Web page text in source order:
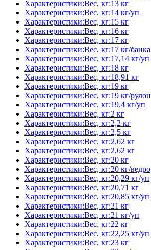
Характеристики:Вес, кг:13 кг
Характеристики:Вес, кг:14 кг/уп
Характеристики:Вес, кг:15 кг
Характеристики:Вес, кг:16 кг
Характеристики:Вес, кг:17 кг
Характеристики:Вес, кг:17 кг/банка
Характеристики:Вес, кг:17,14 кг/уп
Характеристики:Вес, кг:18 кг
Характеристики:Вес, кг:18,91 кг
Характеристики:Вес, кг:19 кг
Характеристики:Вес, кг:19 кг/рулон
Характеристики:Вес, кг:19,4 кг/уп
Характеристики:Вес, кг:2 кг
Характеристики:Вес, кг:2,2 кг
Характеристики:Вес, кг:2,5 кг
Характеристики:Вес, кг:2,62 кг
Характеристики:Вес, кг:2.62 кг
Характеристики:Вес, кг:20 кг
Характеристики:Вес, кг:20 кг/ведро
Характеристики:Вес, кг:20,29 кг/уп
Характеристики:Вес, кг:20,71 кг
Характеристики:Вес, кг:20,85 кг/уп
Характеристики:Вес, кг:21 кг
Характеристики:Вес, кг:21 кг/уп
Характеристики:Вес, кг:22 кг
Характеристики:Вес, кг:22,25 кг/уп
Характеристики:Вес, кг:23 кг